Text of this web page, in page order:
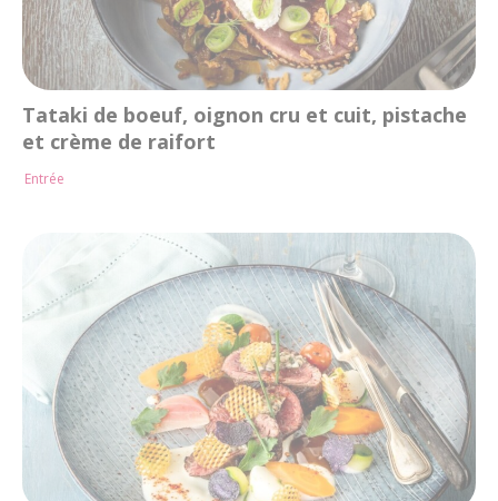
Tataki de boeuf, oignon cru et cuit, pistache
et crème de raifort
Entrée